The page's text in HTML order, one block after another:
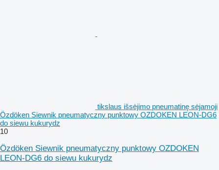
tikslaus išsėjimo pneumatinę sėjamoji
Özdöken Siewnik pneumatyczny punktowy OZDOKEN LEON-DG6
do siewu kukurydz
10
Özdöken Siewnik pneumatyczny punktowy OZDOKEN
LEON-DG6 do siewu kukurydz